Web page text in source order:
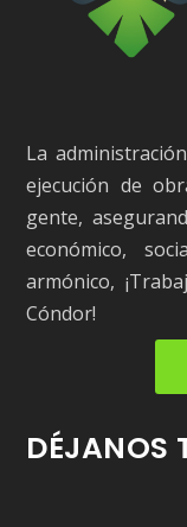
La
ejecución de
gente,
económico,
armónico,
Cóndor!
DÉJANOS